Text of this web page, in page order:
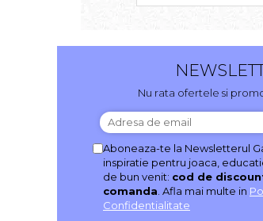
Nu rata ofertele si
Aboneaza-te la Newsletterul
inspiratie pentru joaca,
de bun venit: cod de
comanda . Afla mai multe in
Confidentialitate